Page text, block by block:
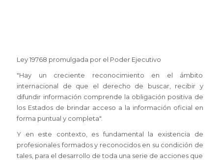
Ley 19768 promulgada por el Poder Ejecutivo
"Hay un creciente reconocimiento en el ámbito
internacional de que el derecho de buscar, recibir y
difundir información comprende la obligación positiva de
los Estados de brindar acceso a la información oficial en
forma puntual y completa".
Y en este contexto, es fundamental la existencia de
profesionales formados y reconocidos en su condición de
tales, para el desarrollo de toda una serie de acciones que